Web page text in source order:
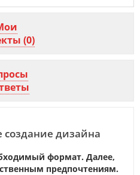
(0)
создание дизайна
формат. Далее,
предпочтениям.